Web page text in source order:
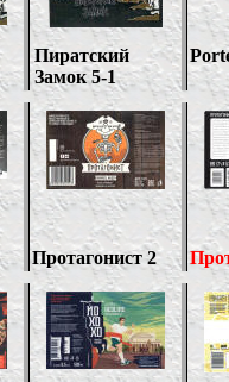
Пиратский
Замок5-1
Протагонист 2